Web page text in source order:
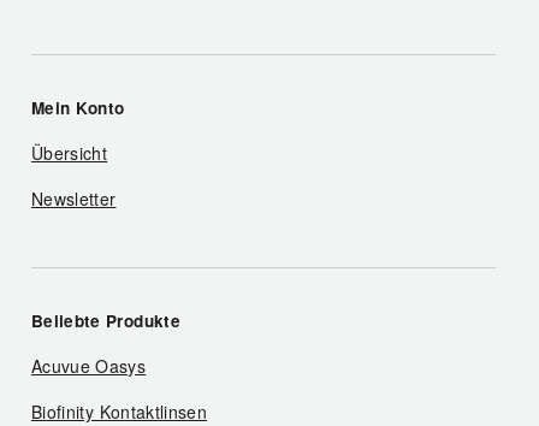
Mein Konto
Übersicht
Newsletter
Beliebte Produkte
Acuvue Oasys
Biofinity Kontaktlinsen